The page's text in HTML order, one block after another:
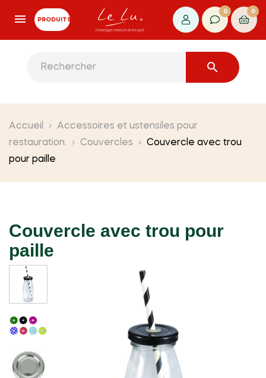
PRODUITS
0 0

Accueil
Accessoires et ustensiles pour
restauration.
Couvercles
Couvercle avec trou
pour paille
Couvercle avec trou pour
paille